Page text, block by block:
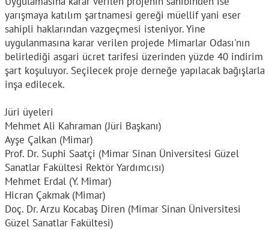
yarışmaya katılım şartnamesi gereği müellif yani eser
sahipli haklarından vazgeçmesi isteniyor. Yine
uygulanmasına karar verilen projede Mimarlar Odası'nın
belirlediği asgari ücret tarifesi üzerinden yüzde 40 indirim
şart koşuluyor. Seçilecek proje derneğe yapılacak bağışlarla
inşa edilecek.
Jüri üyeleri
Mehmet Ali Kahraman (Jüri Başkanı)
Ayşe Çalkan (Mimar)
Prof. Dr. Suphi Saatçi (Mimar Sinan Üniversitesi Güzel
Sanatlar Fakültesi Rektör Yardımcısı)
Mehmet Erdal (Y. Mimar)
Hicran Çakmak (Mimar)
Doç. Dr. Arzu Kocabaş Diren (Mimar Sinan Üniversitesi
Güzel Sanatlar Fakültesi)